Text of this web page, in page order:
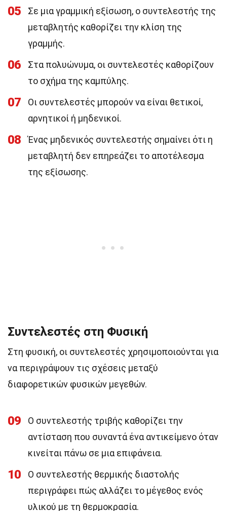
05
Σε μια γραμμική εξίσωση, ο συντελεστής της
μεταβλητής καθορίζει την κλίση της
γραμμής.
06
Στα πολυώνυμα, οι συντελεστές καθορίζουν
το σχήμα της καμπύλης.
07
Οι συντελεστές μπορούν να είναι θετικοί,
αρνητικοί ή μηδενικοί.
08
Ένας μηδενικός συντελεστής σημαίνει ότι η
μεταβλητή δεν επηρεάζει το αποτέλεσμα
της εξίσωσης.
Συντελεστές στη Φυσική
Στη φυσική, οι συντελεστές χρησιμοποιούνται για
να περιγράψουν τις σχέσεις μεταξύ
διαφορετικών φυσικών μεγεθών.
09
Ο συντελεστής τριβής καθορίζει την
αντίσταση που συναντά ένα αντικείμενο όταν
κινείται πάνω σε μια επιφάνεια.
10
Ο συντελεστής θερμικής διαστολής
περιγράφει πώς αλλάζει το μέγεθος ενός
υλικού με τη θερμοκρασία.